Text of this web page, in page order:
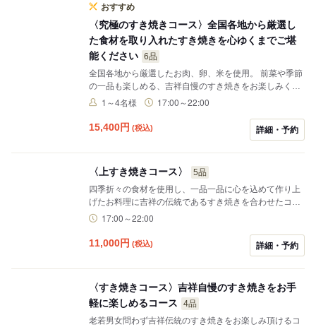
おすすめ
〈究極のすき焼きコース〉全国各地から厳選し
た食材を取り入れたすき焼きを心ゆくまでご堪
能ください 6品
全国各地から厳選したお肉、卵、米を使用。 前菜や季節
の一品も楽しめる、吉祥自慢のすき焼きをお楽しみくだ
さい。1～4名様 17:00～22:00
15,400円 (税込) 詳細・予約
〈上すき焼きコース〉
5品
四季折々の食材を使用し、一品一品に心を込めて作り上
げたお料理に吉祥の伝統であるすき焼きを合わせたコー
ス 17:00～22:00
11,000円 (税込) 詳細・予約
〈すき焼きコース〉吉祥自慢のすき焼きをお手
軽に楽しめるコース
4品
老若男女問わず吉祥伝統のすき焼きをお楽しみ頂けるコ